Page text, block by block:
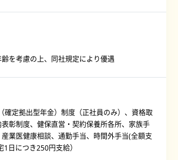
を考慮の上、同社規定により優遇
確定拠出型年金）制度（正社員のみ）、資格取
彰制度、健保直営・契約保養所各所、家族手
業医健康相談、通勤手当、時間外手当(全額支
日につき250円支給）